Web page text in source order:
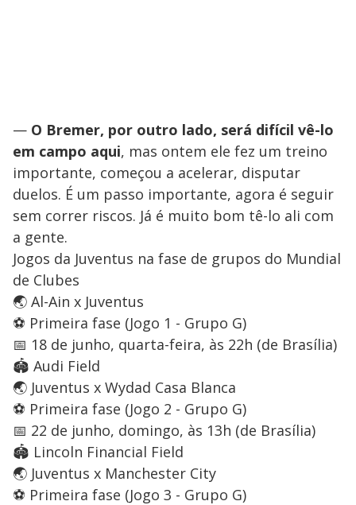
— O Bremer, por outro lado, será difícil vê-lo
em campo aqui, mas ontem ele fez um treino
importante, começou a acelerar, disputar
duelos. É um passo importante, agora é seguir
sem correr riscos. Já é muito bom tê-lo ali com
a gente.
Jogos da Juventus na fase de grupos do Mundial
de Clubes
🌏 Al-Ain x Juventus
⚽ Primeira fase (Jogo 1 - Grupo G)
📅 18 de junho, quarta-feira, às 22h (de Brasília)
🏟️ Audi Field
🌏 Juventus x Wydad Casa Blanca
⚽ Primeira fase (Jogo 2 - Grupo G)
📅 22 de junho, domingo, às 13h (de Brasília)
🏟️ Lincoln Financial Field
🌏 Juventus x Manchester City
⚽ Primeira fase (Jogo 3 - Grupo G)